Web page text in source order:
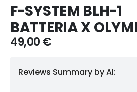
F-SYSTEM BLH-1
BATTERIA X
49,00€
Reviews Summary by AI: